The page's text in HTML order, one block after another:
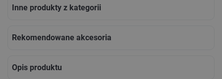
Inne produkty z kategorii
Rekomendowane akcesoria
Opis produktu